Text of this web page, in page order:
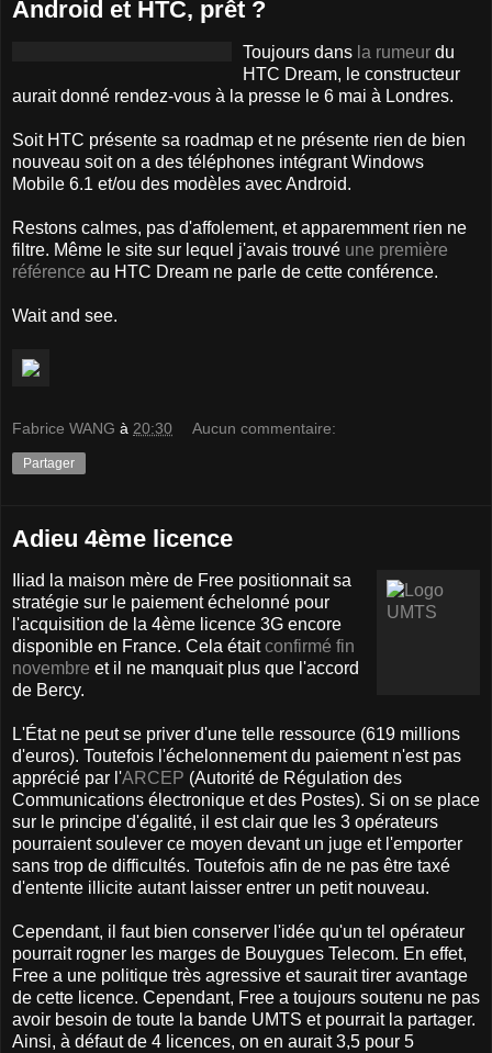
Android et HTC, prêt ?
Toujours dans la rumeur du
HTC Dream, le constructeur
aurait donné rendez-vous à la presse le 6 mai à Londres.
Soit HTC présente sa roadmap et ne présente rien de bien
nouveau soit on a des téléphones intégrant Windows
Mobile 6.1 et/ou des modèles avec Android.
Restons calmes, pas d'affolement, et apparemment rien ne
filtre. Même le site sur lequel j'avais trouvé une première
référence au HTC Dream ne parle de cette conférence.
Wait and see.
Fabrice WANG à 20:30 Aucun commentaire:
Partager
Adieu 4ème licence
Iliad la maison mère de Free positionnait sa
stratégie sur le paiement échelonné pour
l'acquisition de la 4ème licence 3G encore
disponible en France. Cela étaitconfirmé fin
novembre et il ne manquait plus que l'accord
de Bercy.
L'État ne peut se priver d'une telle ressource (619 millions
d'euros). Toutefois l'échelonnement du paiement n'est pas
apprécié par l'ARCEP (Autorité de Régulation des
Communications électronique et des Postes). Si on se place
sur le principe d'égalité, il est clair que les 3 opérateurs
pourraient soulever ce moyen devant un juge et l'emporter
sans trop de difficultés. Toutefois afin de ne pas être taxé
d'entente illicite autant laisser entrer un petit nouveau.
Cependant, il faut bien conserver l'idée qu'un tel opérateur
pourrait rogner les marges de Bouygues Telecom. En effet,
Free a une politique très agressive et saurait tirer avantage
de cette licence. Cependant, Free a toujours soutenu ne pas
avoir besoin de toute la bande UMTS et pourrait la partager.
Ainsi, à défaut de 4 licences, on en aurait 3,5 pour 5